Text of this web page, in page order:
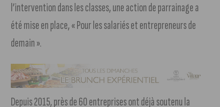
l’intervention dans les classes, une action de parrainage a
été mise en place, « Pour les salariés et entrepreneurs de
demain ».
Depuis 2015, près de 60 entreprises ont déjà soutenu la